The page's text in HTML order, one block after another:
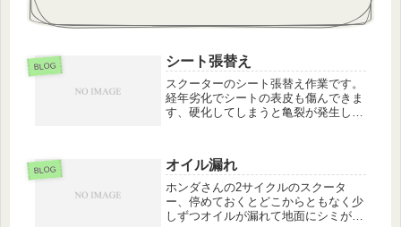
BLOG シート張替え
スクーターのシート張替え作業です。
経年劣化でシートの表皮も傷んできま
す、硬化してしまうと亀裂が発生した
中のスポンジも傷んでしまっています
((+_+))古い表皮を剥がして、し...
BLOG オイル漏れ
ホンダさんの2サイクルのスクータ
ー、停めておくとどこからともなく少
しずつオイルが漏れて地面にシミが出